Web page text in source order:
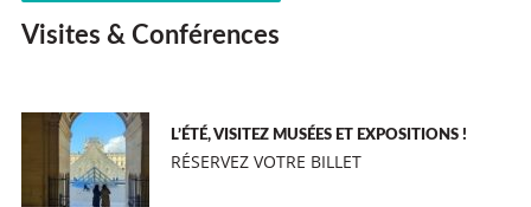
Visites & Conférences
L’ÉTÉ, VISITEZ MUSÉES ET EXPOSITIONS !
RÉSERVEZ VOTRE BILLET